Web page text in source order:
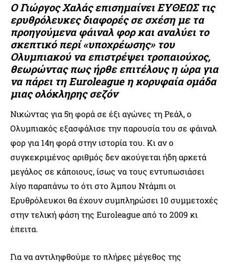
Ο Γιώργος Χαλάς επισημαίνει ΕΥΘΕΩΣ τις
ερυθρόλευκες διαφορές σε σχέση με τα
προηγούμενα φάιναλ φορ και αναλύει το
σκεπτικό περί «υποχρέωσης» του
Ολυμπιακού να επιστρέψει τροπαιούχος,
θεωρώντας πως ήρθε επιτέλους η ώρα για
να πάρει τη Euroleague η κορυφαία ομάδα
μιας ολόκληρης σεζόν
Νικώντας για 5η φορά σε έξι αγώνες τη Ρεάλ, ο
Ολυμπιακός εξασφάλισε την παρουσία του σε φάιναλ
φορ για 14η φορά στην ιστορία του. Κι αν ο
συγκεκριμένος αριθμός δεν ακούγεται ήδη αρκετά
μεγάλος σε κάποιους, ίσως να τους εντυπωσιάσει
λίγο παραπάνω το ότι στο Άμπου Ντάμπι οι
Ερυθρόλευκοι θα έχουν συμπληρώσει 10 συμμετοχές
στην τελική φάση της Euroleague από το 2009 κι
έπειτα.
Για να αντιληφθούμε το πλήρες μέγεθος της